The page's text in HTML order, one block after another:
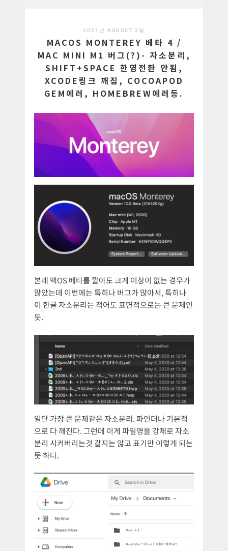
2021년 AUGUST 3일
MACOS MONTEREY 베타 4 /
MAC MINI M1 버그(?)- 자소분리,
SHIFT+SPACE 한영전환 안됨,
XCODE링크 깨짐, COCOAPOD
GEM에러, HOMEBREW에러등.
본래 맥OS 베타를 깔아도 크게 이상이 없는 경우가
많았는데 이번에는 특히나 버그가 많아서, 특히나
이 한글 자소분리는 적어도 표면적으로는 큰 문제인
듯.
일단 가장 큰 문제같은 자소분리. 파인더나 기본적
으로 다 깨진다. 그런데 이게 파일명을 강제로 자소
분리 시켜버리는것 같지는 않고 표기만 이렇게 되는
듯 하다.